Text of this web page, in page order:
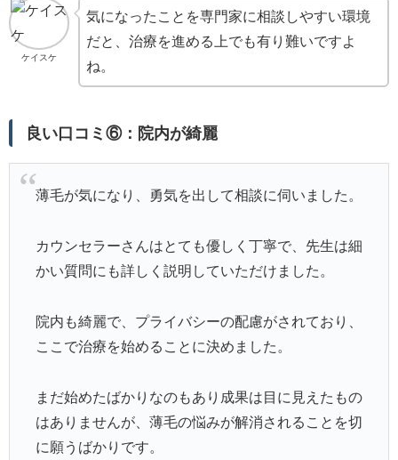
ケイスケ
気になったことを専門家に相談しやすい環境
だと、治療を進める上でも有り難いですよ
ね。
良い口コミ⑥：院内が綺麗
薄毛が気になり、勇気を出して相談に伺いました。
カウンセラーさんはとても優しく丁寧で、先生は細
かい質問にも詳しく説明していただけました。
院内も綺麗で、プライバシーの配慮がされており、
ここで治療を始めることに決めました。
まだ始めたばかりなのもあり成果は目に見えたもの
はありませんが、薄毛の悩みが解消されることを切
に願うばかりです。